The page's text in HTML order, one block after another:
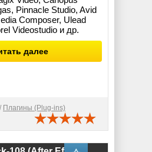
Pinnacle Studio, Avid
Composer, Ulead
Videostudio и др.
далее
/ Плагины (Plug-ins)